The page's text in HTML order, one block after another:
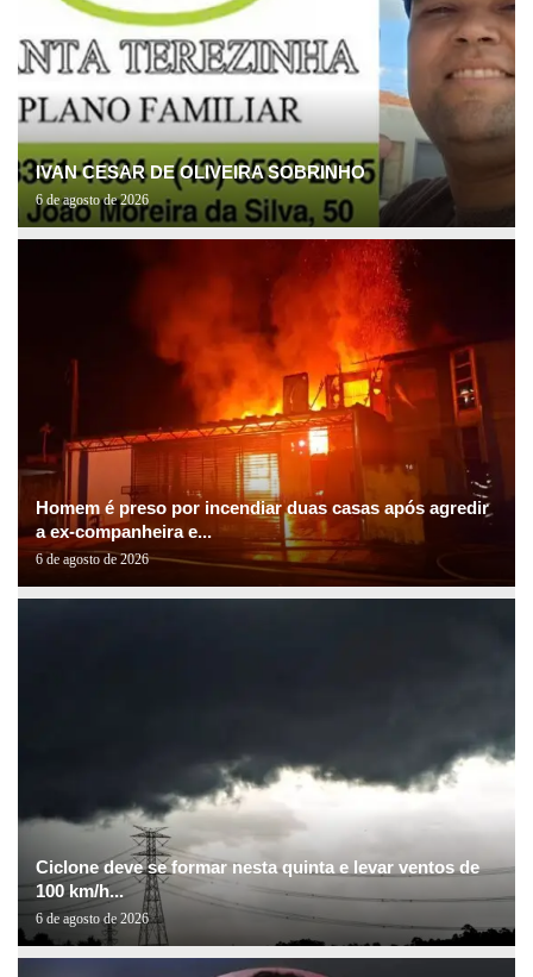
IVAN CESAR DE OLIVEIRA SOBRINHO
6 de agosto de 2026
Homem é preso por incendiar duas casas após agredir
a ex-companheira e...
6 de agosto de 2026
Ciclone deve se formar nesta quinta e levar ventos de
100 km/h...
6 de agosto de 2026